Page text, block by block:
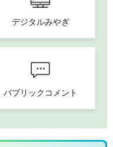
デジタルみやぎ
パブリックコメント